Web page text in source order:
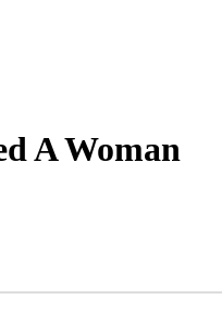
A Woman